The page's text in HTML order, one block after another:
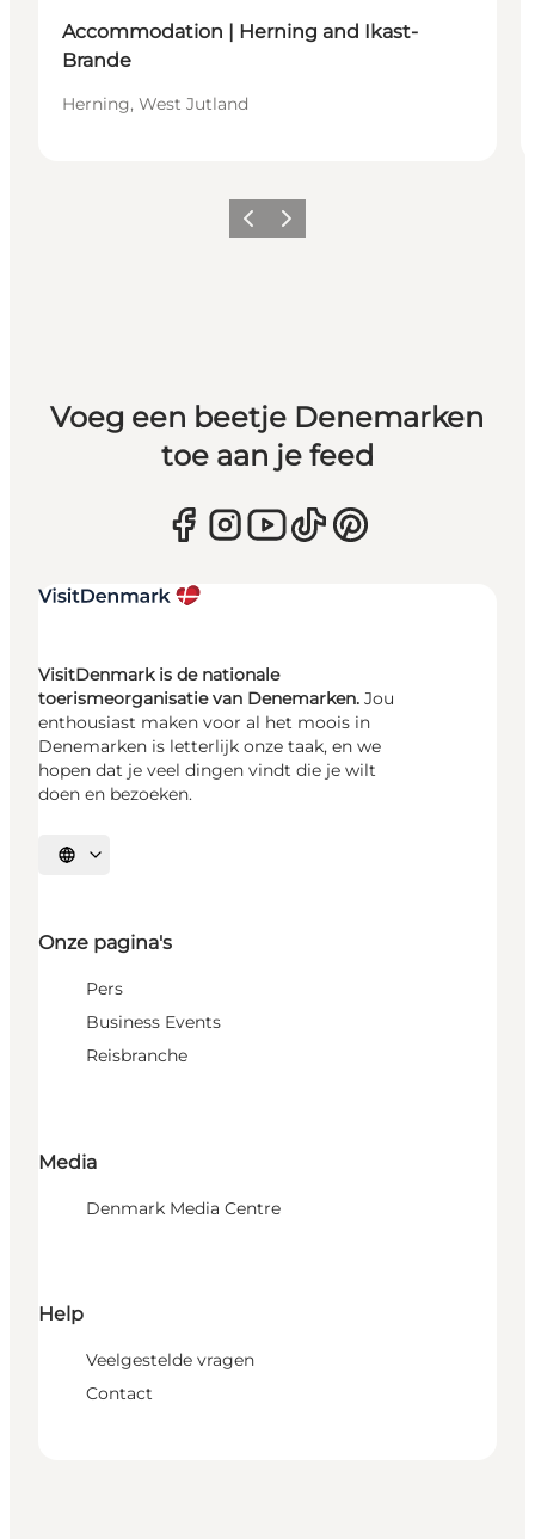
Accommodation | Herning and Ikast-
Brande
Herning, West Jutland
Vorige Volgende
Voeg een beetje Denemarken
toe aan je feed
VisitDenmark is de nationale
toerismeorganisatie van Denemarken. Jou
enthousiast maken voor al het moois in
Denemarken is letterlijk onze taak, en we
hopen dat je veel dingen vindt die je wilt
doen en bezoeken.
Selecteer taal
Onze pagina's
Pers
Business Events
Reisbranche
Media
Denmark Media Centre
Help
Veelgestelde vragen
Contact